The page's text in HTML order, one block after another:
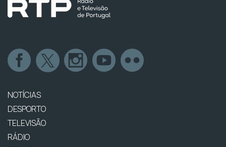
NOTÍCIAS
DESPORTO
TELEVISÃO
RÁDIO